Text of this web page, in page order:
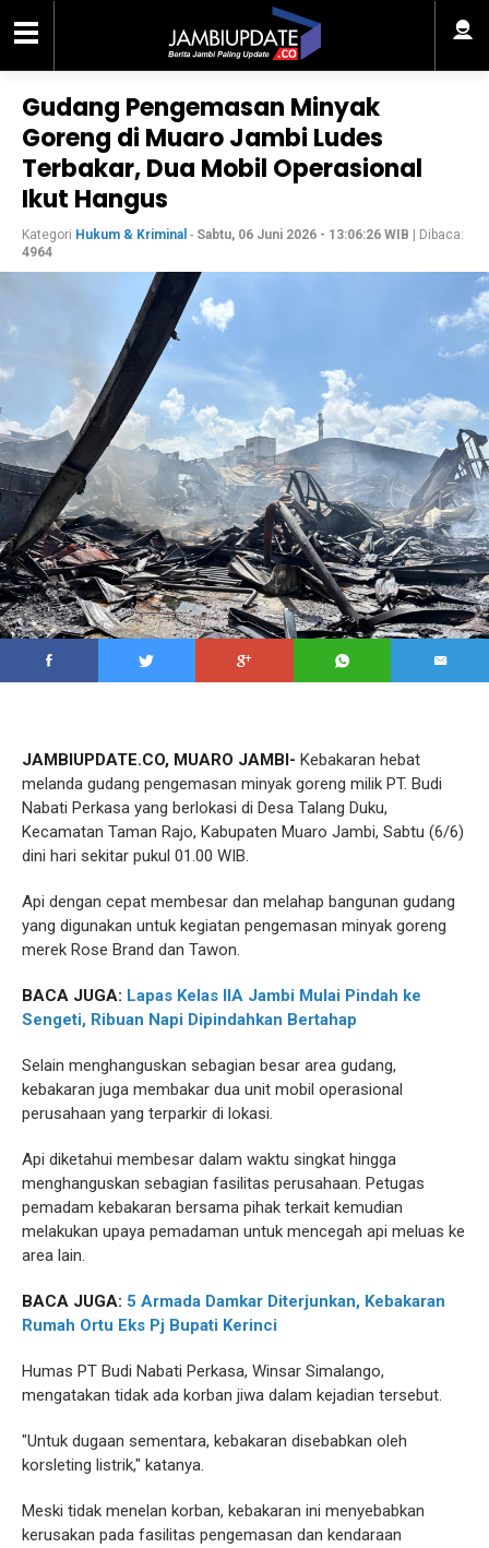
Gudang Pengemasan Minyak
Goreng di Muaro Jambi Ludes
Terbakar, Dua Mobil Operasional
Ikut Hangus
Kategori Hukum & Kriminal - Sabtu, 06 Juni 2026 - 13:06:26 WIB | Dibaca:
4964
JAMBIUPDATE.CO, MUARO JAMBI- Kebakaran hebat
melanda gudang pengemasan minyak goreng milik PT. Budi
Nabati Perkasa yang berlokasi di Desa Talang Duku,
Kecamatan Taman Rajo, Kabupaten Muaro Jambi, Sabtu (6/6)
dini hari sekitar pukul 01.00 WIB.
Api dengan cepat membesar dan melahap bangunan gudang
yang digunakan untuk kegiatan pengemasan minyak goreng
merek Rose Brand dan Tawon.
BACA JUGA: Lapas Kelas IIA Jambi Mulai Pindah ke
Sengeti, Ribuan Napi Dipindahkan Bertahap
Selain menghanguskan sebagian besar area gudang,
kebakaran juga membakar dua unit mobil operasional
perusahaan yang terparkir di lokasi.
Api diketahui membesar dalam waktu singkat hingga
menghanguskan sebagian fasilitas perusahaan. Petugas
pemadam kebakaran bersama pihak terkait kemudian
melakukan upaya pemadaman untuk mencegah api meluas ke
area lain.
BACA JUGA: 5 Armada Damkar Diterjunkan, Kebakaran
Rumah Ortu Eks Pj Bupati Kerinci
Humas PT Budi Nabati Perkasa, Winsar Simalango,
mengatakan tidak ada korban jiwa dalam kejadian tersebut.
"Untuk dugaan sementara, kebakaran disebabkan oleh
korsleting listrik," katanya.
Meski tidak menelan korban, kebakaran ini menyebabkan
kerusakan pada fasilitas pengemasan dan kendaraan